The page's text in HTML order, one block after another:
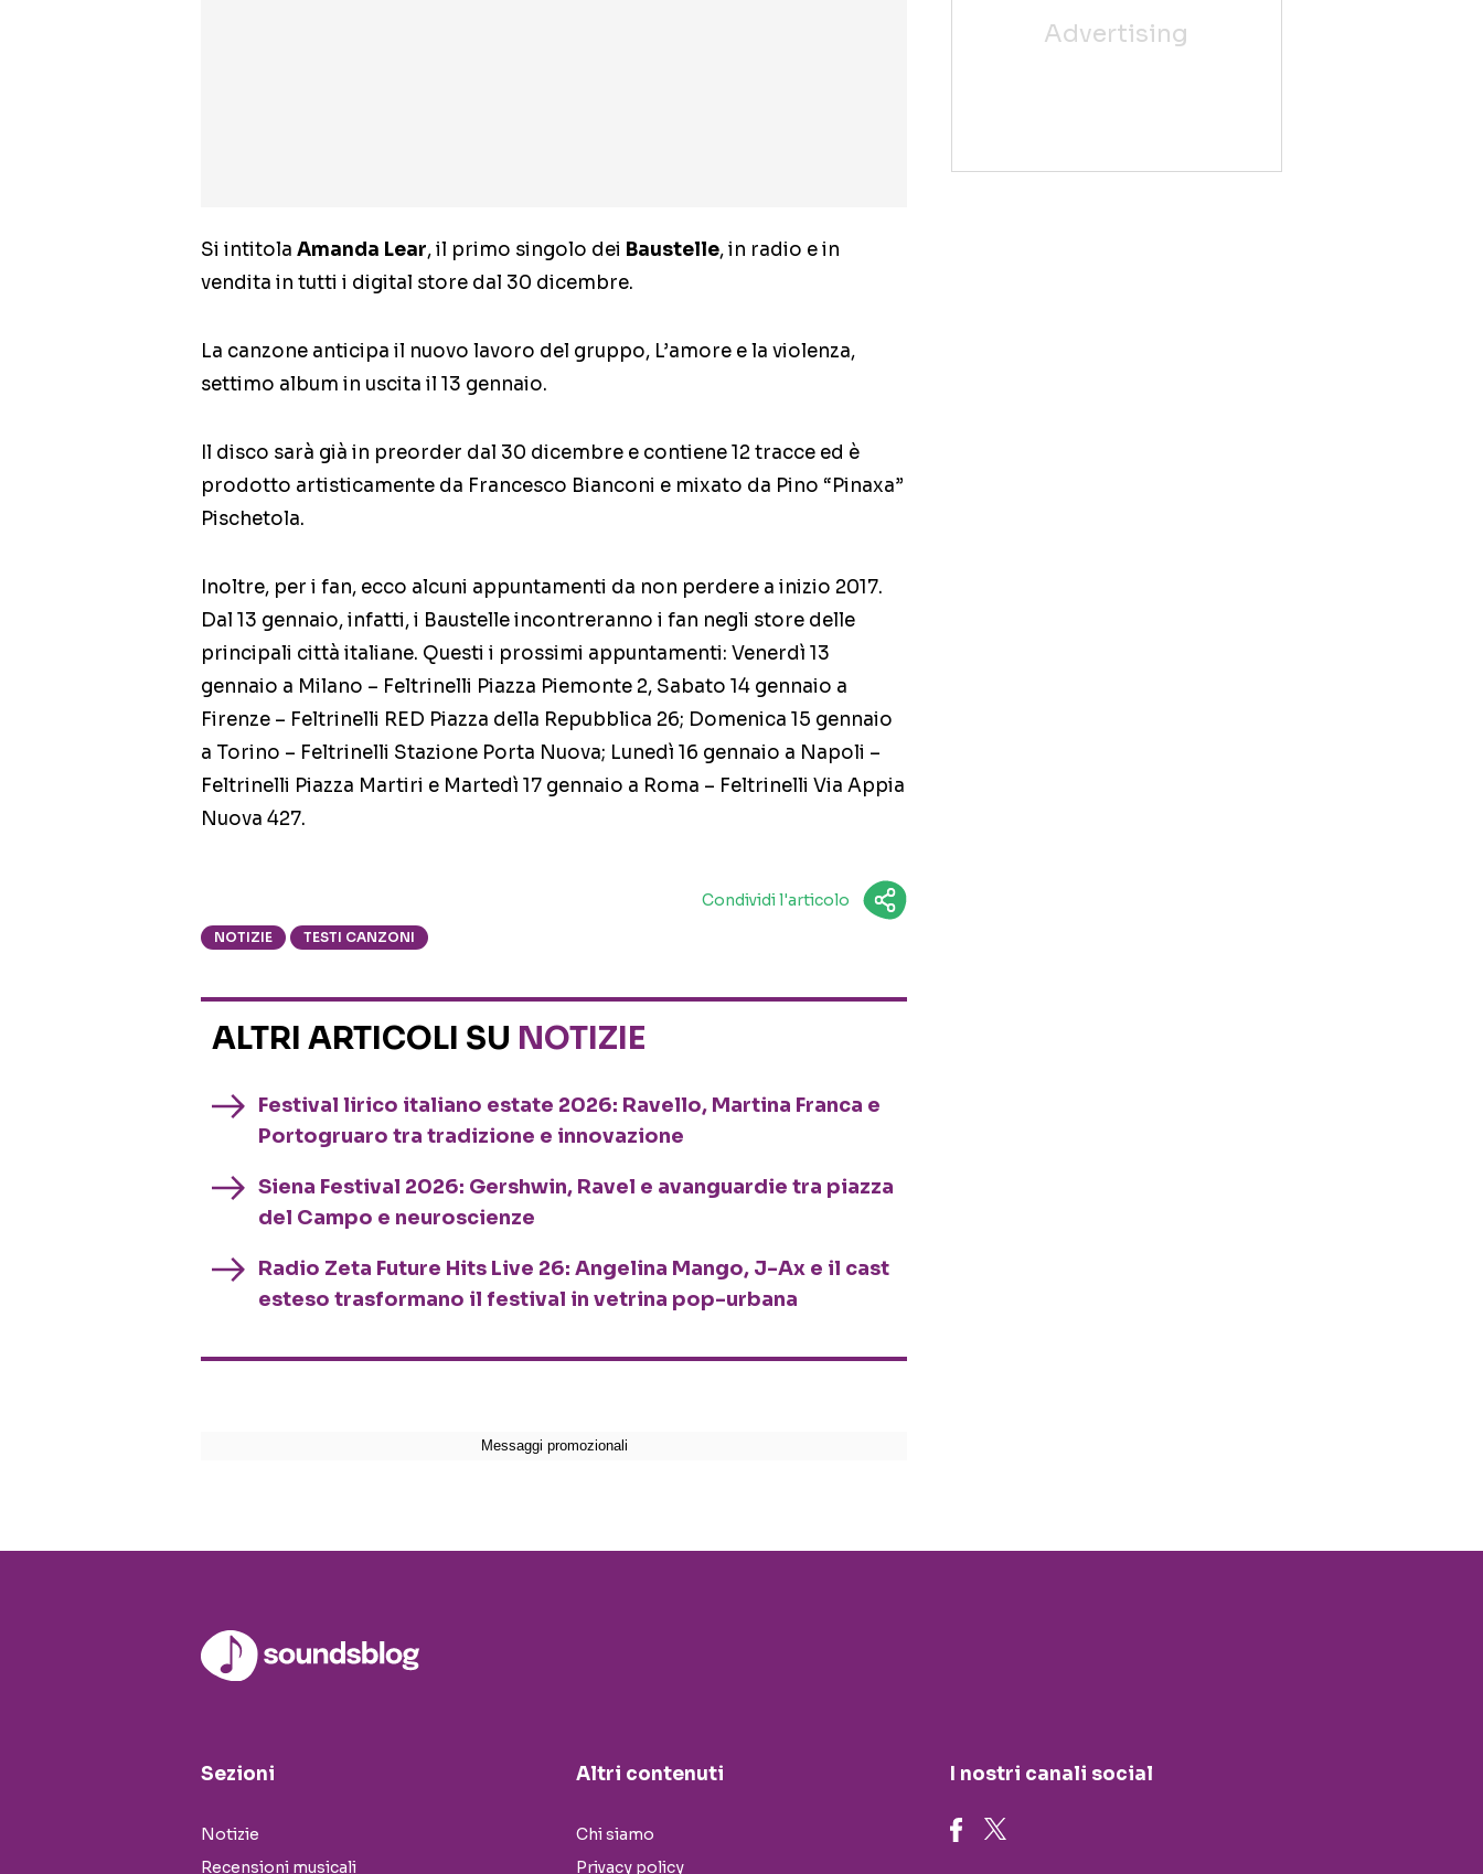
Si intitola Amanda Lear, il primo singolo dei Baustelle, in radio e in
vendita in tutti i digital store dal 30 dicembre.
La canzone anticipa il nuovo lavoro del gruppo, L’amore e la violenza,
settimo album in uscita il 13 gennaio.
Il disco sarà già in preorder dal 30 dicembre e contiene 12 tracce ed è
prodotto artisticamente da Francesco Bianconi e mixato da Pino “Pinaxa”
Pischetola.
Inoltre, per i fan, ecco alcuni appuntamenti da non perdere a inizio 2017.
Dal 13 gennaio, infatti, i Baustelle incontreranno i fan negli store delle
principali città italiane. Questi i prossimi appuntamenti: Venerdì 13
gennaio a Milano – Feltrinelli Piazza Piemonte 2, Sabato 14 gennaio a
Firenze – Feltrinelli RED Piazza della Repubblica 26; Domenica 15 gennaio
a Torino – Feltrinelli Stazione Porta Nuova; Lunedì 16 gennaio a Napoli –
Feltrinelli Piazza Martiri e Martedì 17 gennaio a Roma – Feltrinelli Via Appia
Nuova 427.
Condividi l'articolo
NOTIZIE TESTI CANZONI
ALTRI ARTICOLI SU NOTIZIE
Festival lirico italiano estate 2026: Ravello, Martina Franca e
Portogruaro tra tradizione e innovazione
Siena Festival 2026: Gershwin, Ravel e avanguardie tra piazza
del Campo e neuroscienze
Radio Zeta Future Hits Live 26: Angelina Mango, J-Ax e il cast
esteso trasformano il festival in vetrina pop-urbana
Sezioni
Notizie
Recensioni musicali
Altri contenuti
Chi siamo
Privacy policy
I nostri canali social